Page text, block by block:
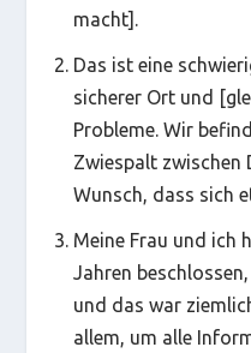
macht].
Das ist eine
sicherer Ort und
Probleme. Wir
Zwiespalt zwischen
Wunsch, dass sich
Meine Frau und ich
Jahren
und das war
allem, um alle